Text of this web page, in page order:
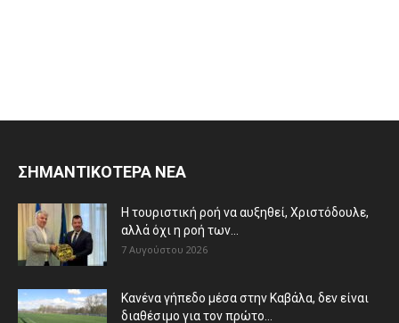
ΣΗΜΑΝΤΙΚΟΤΕΡΑ ΝΕΑ
Η τουριστική ροή να αυξηθεί, Χριστόδουλε,
αλλά όχι η ροή των...
7 Αυγούστου 2026
Κανένα γήπεδο μέσα στην Καβάλα, δεν είναι
διαθέσιμο για τον πρώτο...